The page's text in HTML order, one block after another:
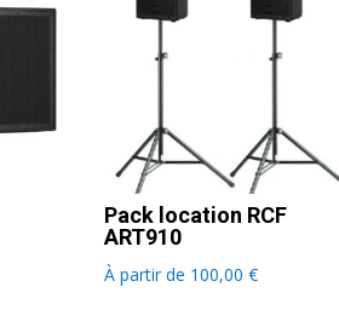
Pack location RCF
ART910
À partir de 100,00 €